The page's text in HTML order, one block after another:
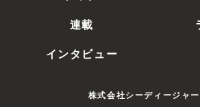
連載
インタビュー
株式会社シーディージャ